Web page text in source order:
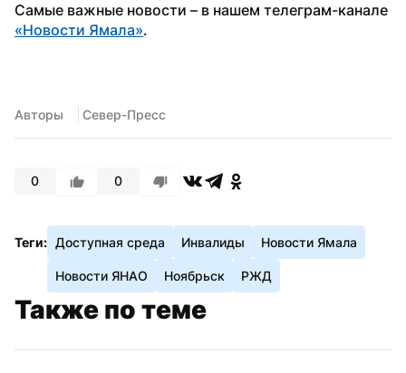
«Новости Ямала».
Авторы Север-Пресс
0 0
Теги: Доступная среда Инвалиды Новости Ямала
Новости ЯНАО Ноябрьск РЖД
Также по теме